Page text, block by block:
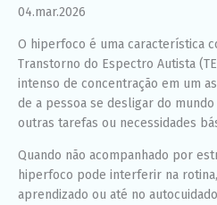
04.mar.2026
O hiperfoco é uma característica
Transtorno do Espectro Autista
intenso de concentração em um
de a pessoa se desligar do
outras tarefas ou necessidades
Quando não acompanhado por
hiperfoco pode interferir na
aprendizado ou até no